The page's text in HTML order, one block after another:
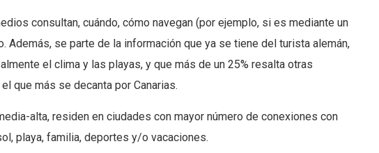
consultan, cuándo, cómo navegan (por ejemplo, si es mediante un
se parte de la información que ya se tiene del turista alemán,
el clima y las playas, y que más de un 25% resalta otras
que más se decanta por Canarias.
alta, residen en ciudades con mayor número de conexiones con
playa, familia, deportes y/o vacaciones.